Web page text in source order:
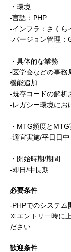
・環境
-言語：PHP
-インフラ：さくら
-バージョン管理：
・具体的な業務
-医学会などの事務
機能追加
-既存コードの解析
-レガシー環境にお
・MTG頻度と
-適宜実施/平日日中
・開始時期/期間
-即日/中長期
必要条件
-PHPでのシステム
※エントリー時に
ださい
歓迎条件